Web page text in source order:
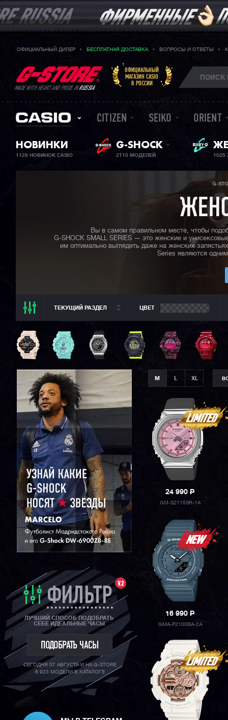
ОФИЦИАЛЬНЫЙ ДИЛЕР БЕСПЛАТНАЯ ДОСТАВКА ВОПРОСЫ И ОТВЕТЫ
MADE WITH HEART AND PRIDE INRUSSIA
ОФИЦИАЛЬНЫЙ
МАГАЗИН CASIO
В РОССИИ
CITIZEN SEIKO ORIENT
НОВИНКИ
1129 НОВИНОК CASIO
G-SHOCK
2110 МОДЕЛЕЙ
G-
Вы в самом правильном месте, чтобы
G-SHOCK SMALL SERIES — это женские и
им оптимально выглядеть даже на женских
Series являются
ТЕКУЩИЙ РАЗДЕЛ
ВСЕ CASIO
CASIO G-SHOCK
CASIO BABY-G
CASIO PRO TREK
CASIO EDIFICE
CITIZEN
SEIKO
ORIENT
ЦВЕТ
V.2
ФИЛЬТР
ЛУЧШИЙ СПОСОБ ПОДОБРАТЬ
СЕБЕ ИДЕАЛЬНЫЕ ЧАСЫ
ПОДОБРАТЬ ЧАСЫ
СЕГОДНЯ 07 АВГУСТА И НА G-STORE
6 923 МОДЕЛИ В КАТАЛОГЕ
M XL
24 990P
GM-S2110SR-1A
16 990P
GMA-P2100BA-2A